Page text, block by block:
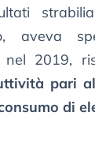
aveva
2019,
pari
di